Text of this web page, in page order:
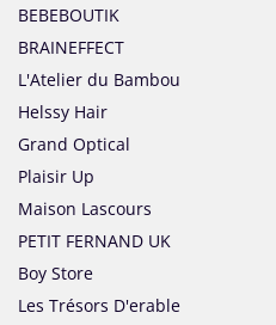
BEBEBOUTIK
BRAINEFFECT
L'Atelier du Bambou
Helssy Hair
Grand Optical
Plaisir Up
Maison Lascours
PETIT FERNAND UK
Boy Store
Les Trésors D'erable